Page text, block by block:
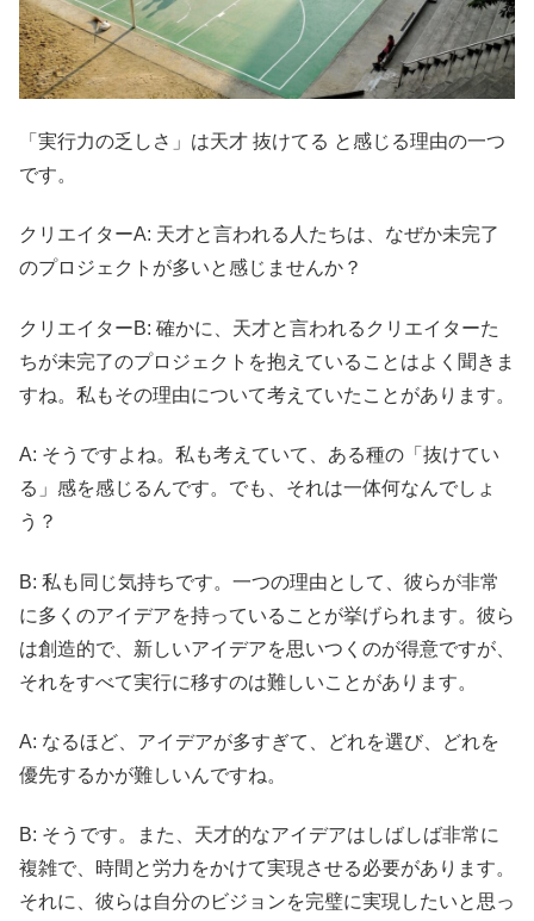
「実行力の乏しさ」は天才 抜けてる と感じる理由の一つ
です。
クリエイターA: 天才と言われる人たちは、なぜか未完了
のプロジェクトが多いと感じませんか？
クリエイターB: 確かに、天才と言われるクリエイターた
ちが未完了のプロジェクトを抱えていることはよく聞きま
すね。私もその理由について考えていたことがあります。
A: そうですよね。私も考えていて、ある種の「抜けてい
る」感を感じるんです。でも、それは一体何なんでしょ
う？
B: 私も同じ気持ちです。一つの理由として、彼らが非常
に多くのアイデアを持っていることが挙げられます。彼ら
は創造的で、新しいアイデアを思いつくのが得意ですが、
それをすべて実行に移すのは難しいことがあります。
A: なるほど、アイデアが多すぎて、どれを選び、どれを
優先するかが難しいんですね。
B: そうです。また、天才的なアイデアはしばしば非常に
複雑で、時間と労力をかけて実現させる必要があります。
それに、彼らは自分のビジョンを完璧に実現したいと思っ